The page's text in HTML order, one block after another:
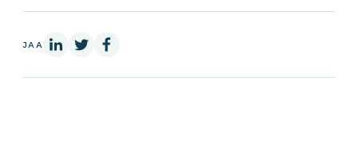
JAA LinkedInissä
X:ssäFacebookissa